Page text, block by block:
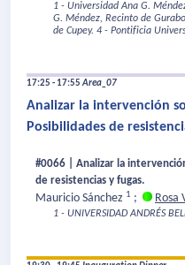
1 - Universidad Ana G.
G. Méndez, Recinto de
de Cupey. 4 - Pontificia
17:25 - 17:55Area_07
Analizar la intervención
Posibilidades de
#0066 | Analizar la
de resistencias y fugas.
Mauricio Sánchez 1 ; Rosa
1 - UNIVERSIDAD ANDRÉS